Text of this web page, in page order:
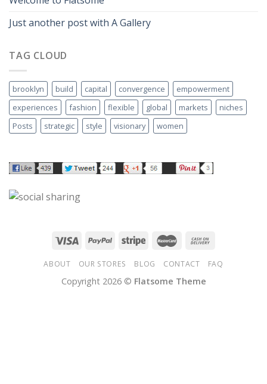
Just another post with A Gallery
TAG CLOUD
brooklyn build capital convergence
empowerment
experiences
fashion flexible global markets
niches
Posts
strategic style visionary women
ABOUT OUR STORES BLOG CONTACT FAQ
Copyright 2026 © Flatsome Theme